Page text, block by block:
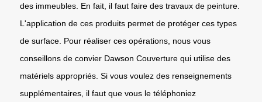
des immeubles. En fait, il faut faire des travaux de peinture.
L'application de ces produits permet de protéger ces types
de surface. Pour réaliser ces opérations, nous vous
conseillons de convier Dawson Couverture qui utilise des
matériels appropriés. Si vous voulez des renseignements
supplémentaires, il faut que vous le téléphoniez